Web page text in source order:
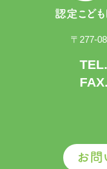
〒277-